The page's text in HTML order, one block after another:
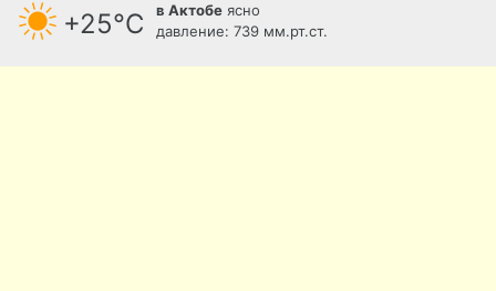
+25°С в Актобе ясно
давление: 739 мм.рт.ст.